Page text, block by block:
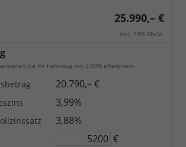
25.990,– €
incl. 19% MwSt.
Sie Ihr Fahrzeug mit 3,99% effektivem
20.790,– €
3,99%
3,88%
€